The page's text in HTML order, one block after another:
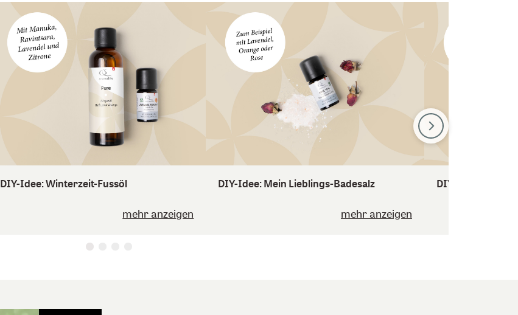
DIY-Idee: Winterzeit-Fussöl
mehr anzeigen
DIY-Idee: Mein Lieblings-Badesalz
mehr anzeigen
DIY-Idee: